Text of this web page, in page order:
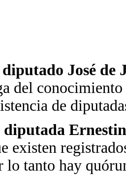
José
del
de
diputada
existen
lo tanto hay